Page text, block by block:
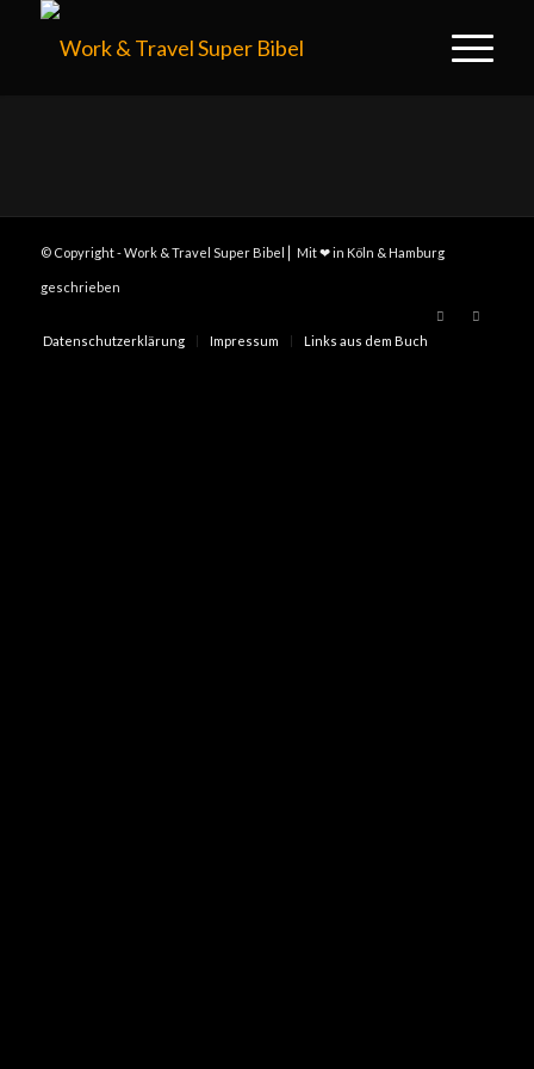
© Copyright - Work & Travel Super Bibel ⎢ Mit ❤ in Köln & Hamburg
geschrieben
Datenschutzerklärung Impressum Links aus dem Buch